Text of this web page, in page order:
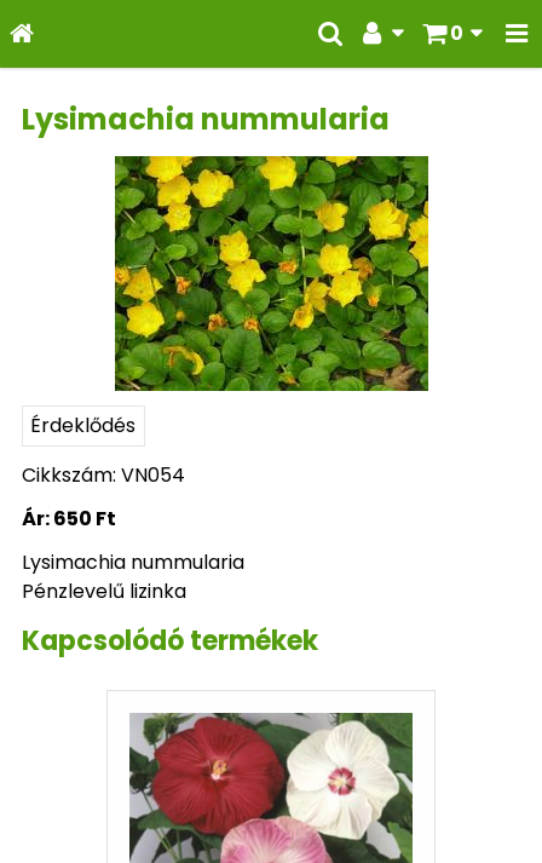
0
Lysimachia nummularia
Érdeklődés
Cikkszám: VN054
Ár:650 Ft
Lysimachia nummularia
Pénzlevelű lizinka
Kapcsolódó termékek